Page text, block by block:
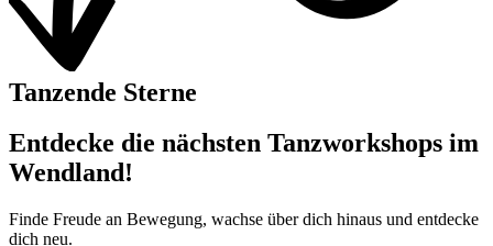
Tanzende Sterne
Entdecke die nächsten Tanzworkshops im
Wendland!
Finde Freude an Bewegung, wachse über dich hinaus und entdecke
dich neu.